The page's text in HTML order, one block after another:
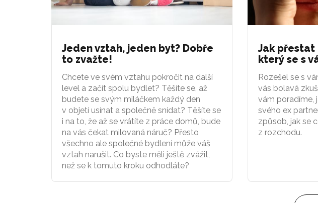
Jeden vztah, jeden byt? Dobře
to zvažte!
Chcete ve svém vztahu pokročit na další
level a začít spolu bydlet? Těšíte se, až
budete se svým miláčkem každý den
v objetí usínat a společně snídat? Těšíte se
i na to, že až se vrátíte z práce domů, bude
na vás čekat milovaná náruč? Přesto
všechno ale společné bydlení může váš
vztah narušit. Co byste měli ještě zvážit,
než se k tomuto kroku odhodláte?
Jak přestat
který se s
Rozešel se s
vás bolavá
vám poradíme,
svého ex
způsob, jak se
z rozchodu.